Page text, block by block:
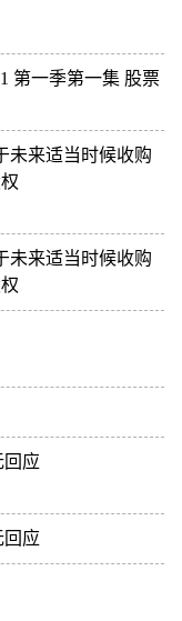
第一季第一集 股票
未来适当时候收购
未来适当时候收购
回应
回应